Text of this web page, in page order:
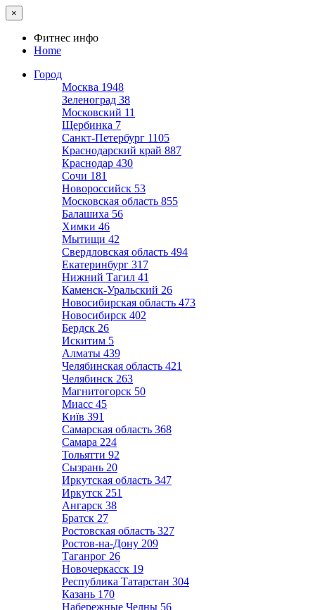
×
Фитнес инфо
Home
Город
Москва 1948
Зеленоград 38
Московский 11
Щербинка 7
Санкт-Петербург 1105
Краснодарский край 887
Краснодар 430
Сочи 181
Новороссийск 53
Московская область 855
Балашиха 56
Химки 46
Мытищи 42
Свердловская область 494
Екатеринбург 317
Нижний Тагил 41
Каменск-Уральский 26
Новосибирская область 473
Новосибирск 402
Бердск 26
Искитим 5
Алматы 439
Челябинская область 421
Челябинск 263
Магнитогорск 50
Миасс 45
Київ 391
Самарская область 368
Самара 224
Тольятти 92
Сызрань 20
Иркутская область 347
Иркутск 251
Ангарск 38
Братск 27
Ростовская область 327
Ростов-на-Дону 209
Таганрог 26
Новочеркасск 19
Республика Татарстан 304
Казань 170
Набережные Челны 56